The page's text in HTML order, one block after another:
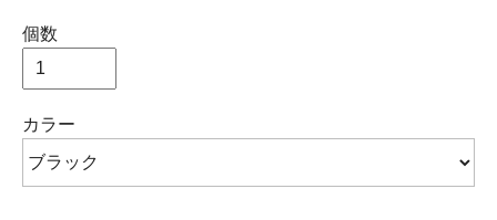
個数
カラー